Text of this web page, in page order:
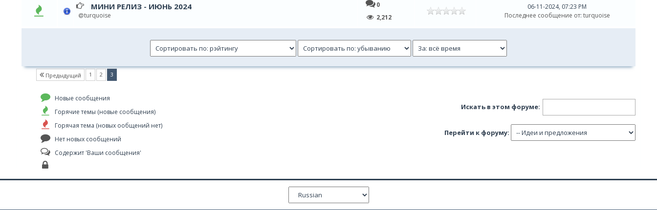
МИНИ РЕЛИЗ - ИЮНЬ 2024
turquoise
0
2,212
0 голос(ов) - 0 из 5 в среднем
12
06-11-2024, 07:23 PM
Последнее сообщение от: turquoise
Предыдущий 1 2 3(current)
Новые сообщения
Горячие темы (новые сообщения)
Горячая тема (новых ообщений нет)
Нет новых сообщений
Содержит 'Ваши сообщения'
Искать в этом форуме:
Перейти к форуму: